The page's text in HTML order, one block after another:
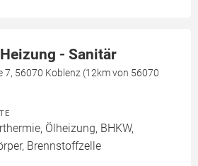
- Sanitär
7, 56070 Koblenz (12km von 56070
Ölheizung, BHKW,
Brennstoffzelle